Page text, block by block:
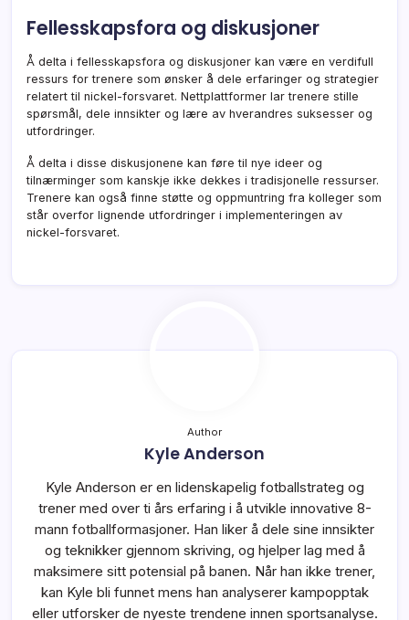
Fellesskapsfora og diskusjoner
Å delta i fellesskapsfora og diskusjoner kan være en verdifull
ressurs for trenere som ønsker å dele erfaringer og strategier
relatert til nickel-forsvaret. Nettplattformer lar trenere stille
spørsmål, dele innsikter og lære av hverandres suksesser og
utfordringer.
Å delta i disse diskusjonene kan føre til nye ideer og
tilnærminger som kanskje ikke dekkes i tradisjonelle ressurser.
Trenere kan også finne støtte og oppmuntring fra kolleger som
står overfor lignende utfordringer i implementeringen av
nickel-forsvaret.
Author
Kyle Anderson
Kyle Anderson er en lidenskapelig fotballstrateg og
trener med over ti års erfaring i å utvikle innovative 8-
mann fotballformasjoner. Han liker å dele sine innsikter
og teknikker gjennom skriving, og hjelper lag med å
maksimere sitt potensial på banen. Når han ikke trener,
kan Kyle bli funnet mens han analyserer kampopptak
eller utforsker de nyeste trendene innen sportsanalyse.